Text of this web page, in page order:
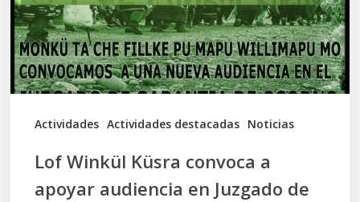
Actividades Actividades destacadas Noticias
apoyar
audiencia
en
Juzgado
Lof Winkül Küsra convoca a
apoyar audiencia en Juzgado de